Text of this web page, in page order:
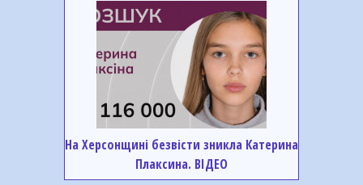
На Херсонщині безвісти зникла Катерина
Плаксина. ВІДЕО